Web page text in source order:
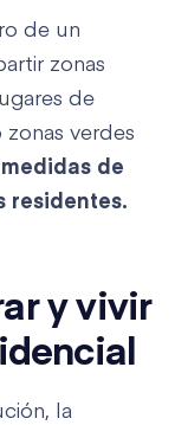
de un
zonas
de
verdes
de
residentes.
y vivir
la